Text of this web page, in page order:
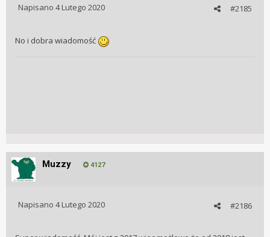
#2185
Napisano 4 Lutego 2020
No i dobra wiadomość
Muzzy 4127
#2186
Napisano 4 Lutego 2020